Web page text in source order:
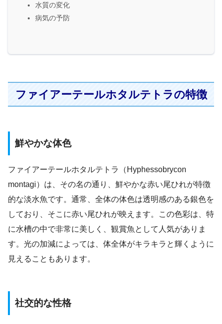
水質の変化
病気の予防
ファイアーテールホタルテトラの特徴
鮮やかな体色
ファイアーテールホタルテトラ（Hyphessobrycon
montagi）は、その名の通り、鮮やかな赤い尾ひれが特徴
的な淡水魚です。通常、全体の体色は透明感のある銀色を
しており、そこに赤い尾ひれが映えます。この色彩は、特
に水槽の中で非常に美しく、観賞魚として人気がありま
す。光の加減によっては、体全体がキラキラと輝くように
見えることもあります。
社交的な性格